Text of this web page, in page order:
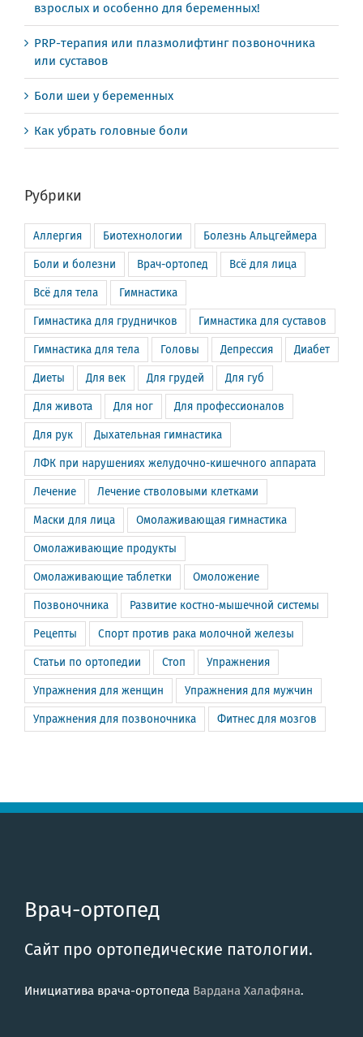
взрослых и особенно для беременных!
PRP-терапия или плазмолифтинг позвоночника
или суставов
Боли шеи у беременных
Как убрать головные боли
Рубрики
Аллергия Биотехнологии Болезнь Альцгеймера
Боли и болезни Врач-ортопед Всё для лица
Всё для тела Гимнастика
Гимнастика для грудничков Гимнастика для суставов
Гимнастика для тела Головы Депрессия Диабет
Диеты Для век Для грудей Для губ
Для живота Для ног Для профессионалов
Для рук Дыхательная гимнастика
ЛФК при нарушениях желудочно-кишечного аппарата
Лечение Лечение стволовыми клетками
Маски для лица Омолаживающая гимнастика
Омолаживающие продукты
Омолаживающие таблетки Омоложение
Позвоночника Развитие костно-мышечной системы
Рецепты Спорт против рака молочной железы
Статьи по ортопедии Стоп Упражнения
Упражнения для женщин Упражнения для мужчин
Упражнения для позвоночника Фитнес для мозгов
Врач-ортопед
Сайт про ортопедические патологии.
Инициатива врача-ортопеда Вардана Халафяна.